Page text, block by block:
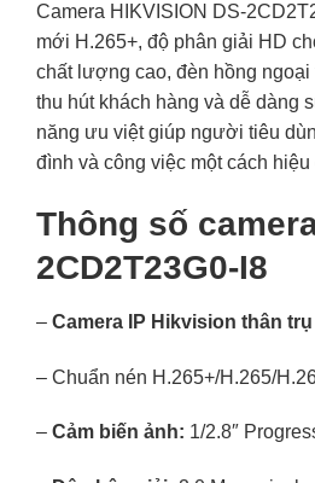
Camera HIKVISION DS-
mới H.265+, độ phân giải HD
chất lượng cao, đèn hồng ngoại
thu hút khách hàng và dễ dàng
năng ưu việt giúp người tiêu
đình và công việc một cách hiệu
Thông số
2CD2T23G0-I8
– Camera IP Hikvision thân trụ
– Chuẩn nén H.265+/H.265/
– Cảm biến ảnh: 1/2.8″